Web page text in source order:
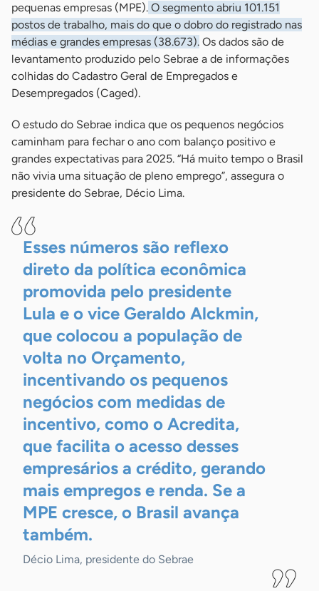
pequenas empresas (MPE). O segmento abriu 101.151
postos de trabalho, mais do que o dobro do registrado nas
médias e grandes empresas (38.673). Os dados são de
levantamento produzido pelo Sebrae a de informações
colhidas do Cadastro Geral de Empregados e
Desempregados (Caged).
O estudo do Sebrae indica que os pequenos negócios
caminham para fechar o ano com balanço positivo e
grandes expectativas para 2025. “Há muito tempo o Brasil
não vivia uma situação de pleno emprego”, assegura o
presidente do Sebrae, Décio Lima.
Esses números são reflexo
direto da política econômica
promovida pelo presidente
Lula e o vice Geraldo Alckmin,
que colocou a população de
volta no Orçamento,
incentivando os pequenos
negócios com medidas de
incentivo, como o Acredita,
que facilita o acesso desses
empresários a crédito, gerando
mais empregos e renda. Se a
MPE cresce, o Brasil avança
também.
Décio Lima, presidente do Sebrae